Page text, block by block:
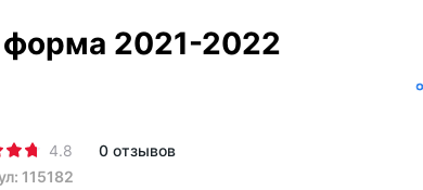
форма 2021-2022
4.8
0 отзывов
115182